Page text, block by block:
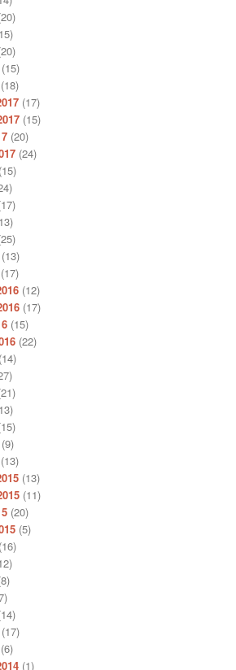
(15)
(18)
(17)
(15)
(20)
(24)
(15)
(13)
(17)
(12)
(17)
(15)
(22)
(14)
(9)
(13)
(13)
(11)
(20)
(5)
(16)
(17)
(6)
(1)